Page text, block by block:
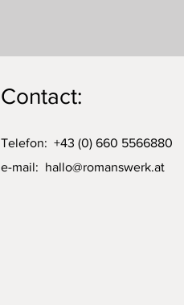
Contact:
Telefon: +43 (0) 660 5566880
e-mail: hallo@romanswerk.at